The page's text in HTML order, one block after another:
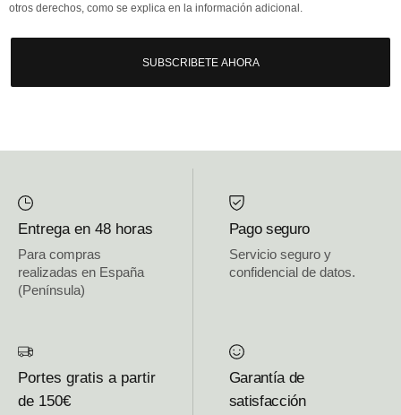
otros derechos, como se explica en la información adicional.
SUBSCRIBETE AHORA
Entrega en 48 horas
Para compras
realizadas en España
(Península)
Pago seguro
Servicio seguro y
confidencial de datos.
Portes gratis a partir
de 150€
Garantía de
satisfacción